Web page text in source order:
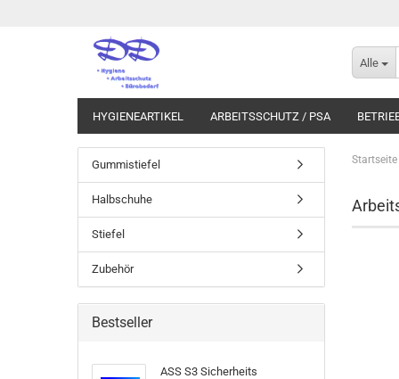
Alle
HYGIENEARTIKEL ARBEITSSCHUTZ / PSA
Startseite
Gummistiefel
Halbschuhe
Stiefel
Zubehör
Bestseller
ASS S3 Sicherheits